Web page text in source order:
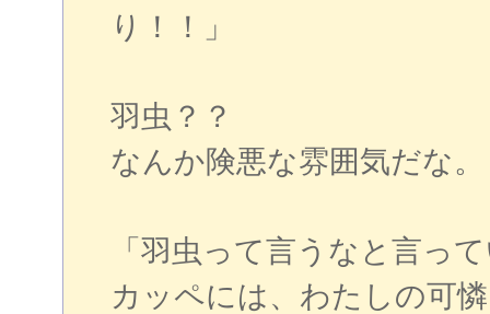
り！！」
羽虫？？
なんか険悪な雰囲気だな。
「羽虫って言うなと言っ
カッペには、わたしの可